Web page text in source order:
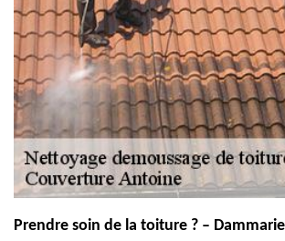
Prendre soin de la toiture ? – Dammarie